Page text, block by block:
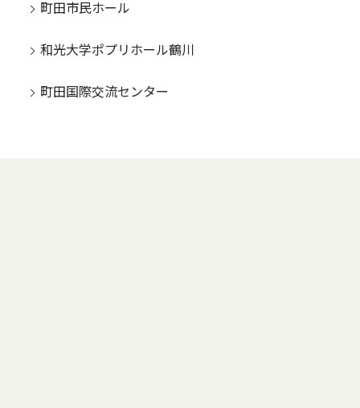
町田市民ホール
和光大学ポプリホール鶴川
町田国際交流センター